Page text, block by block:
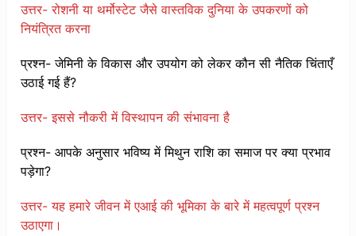
उत्तर- रोशनी या थर्मोस्टेट जैसे वास्तविक दुनिया के उपकरणों को
नियंत्रित करना
प्रश्न- जेमिनी के विकास और उपयोग को लेकर कौन सी नैतिक चिंताएँ
उठाई गई हैं?
उत्तर- इससे नौकरी में विस्थापन की संभावना है
प्रश्न- आपके अनुसार भविष्य में मिथुन राशि का समाज पर क्या प्रभाव
पड़ेगा?
उत्तर- यह हमारे जीवन में एआई की भूमिका के बारे में महत्वपूर्ण प्रश्न
उठाएगा।